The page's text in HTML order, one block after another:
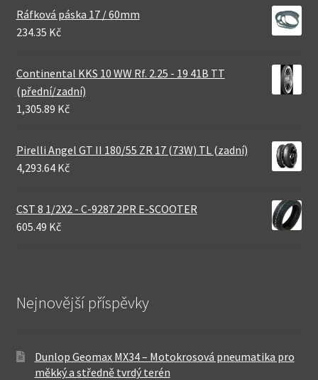
Ráfková páska 17 / 60mm
234.35 Kč
Continental KKS 10 WW Rf. 2.25 - 19 41B TT
(přední/zadní)
1,305.89 Kč
Pirelli Angel GT II 180/55 ZR 17 (73W) TL (zadní)
4,293.64 Kč
CST 8 1/2X2 - C-9287 2PR E-SCOOTER
605.49 Kč
Nejnovější příspěvky
Dunlop Geomax MX34 – Motokrosová pneumatika pro
měkký a středně tvrdý terén